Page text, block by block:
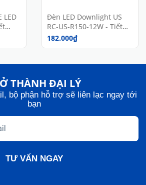
LED
Đèn LED Downlight US
RC-US-R150-12W - Tiết
Kiệm Năng Lượng - Hiệu
182.000₫
THÀNH ĐẠI LÝ
bộ phận hỗ trợ sẽ liên lạc ngay tới
bạn
TƯ VẤN NGAY